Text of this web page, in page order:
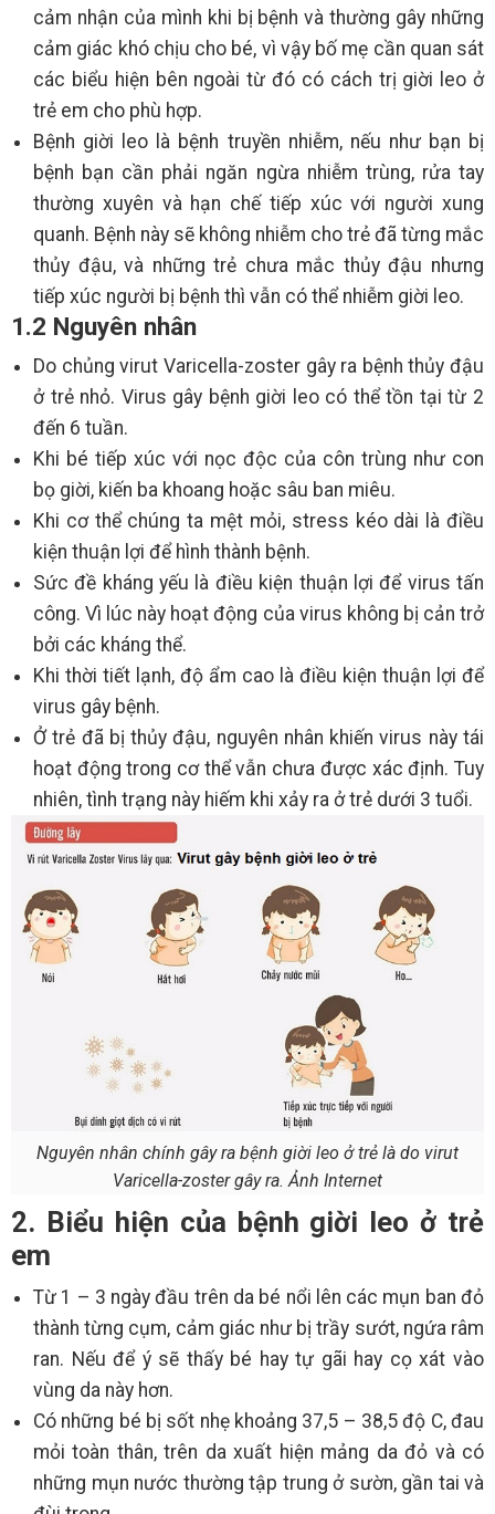
cảm nhận của mình khi bị bệnh và thường gây những
cảm giác khó chịu cho bé, vì vậy bố mẹ cần quan sát
các biểu hiện bên ngoài từ đó có cách trị giời leo ở
trẻ em cho phù hợp.
Bệnh giời leo là bệnh truyền nhiễm, nếu như bạn bị
bệnh bạn cần phải ngăn ngừa nhiễm trùng, rửa tay
thường xuyên và hạn chế tiếp xúc với người xung
quanh. Bệnh này sẽ không nhiễm cho trẻ đã từng mắc
thủy đậu, và những trẻ chưa mắc thủy đậu nhưng
tiếp xúc người bị bệnh thì vẫn có thể nhiễm giời leo.
1.2 Nguyên nhân
Do chủng virut Varicella-zoster gây ra bệnh thủy đậu
ở trẻ nhỏ. Virus gây bệnh giời leo có thể tồn tại từ 2
đến 6 tuần.
Khi bé tiếp xúc với nọc độc của côn trùng như con
bọ giời, kiến ba khoang hoặc sâu ban miêu.
Khi cơ thể chúng ta mệt mỏi, stress kéo dài là điều
kiện thuận lợi để hình thành bệnh.
Sức đề kháng yếu là điều kiện thuận lợi để virus tấn
công. Vì lúc này hoạt động của virus không bị cản trở
bởi các kháng thể.
Khi thời tiết lạnh, độ ẩm cao là điều kiện thuận lợi để
virus gây bệnh.
Ở trẻ đã bị thủy đậu, nguyên nhân khiến virus này tái
hoạt động trong cơ thể vẫn chưa được xác định. Tuy
nhiên, tình trạng này hiếm khi xảy ra ở trẻ dưới 3 tuổi.
Nguyên nhân chính gây ra bệnh giời leo ở trẻ là do virut
Varicella-zoster gây ra. Ảnh Internet
2. Biểu hiện của bệnh giời leo ở trẻ
em
Từ 1 – 3 ngày đầu trên da bé nổi lên các mụn ban đỏ
thành từng cụm, cảm giác như bị trầy sướt, ngứa râm
ran. Nếu để ý sẽ thấy bé hay tự gãi hay cọ xát vào
vùng da này hơn.
Có những bé bị sốt nhẹ khoảng 37,5 – 38,5 độ C, đau
mỏi toàn thân, trên da xuất hiện mảng da đỏ và có
những mụn nước thường tập trung ở sườn, gần tai và